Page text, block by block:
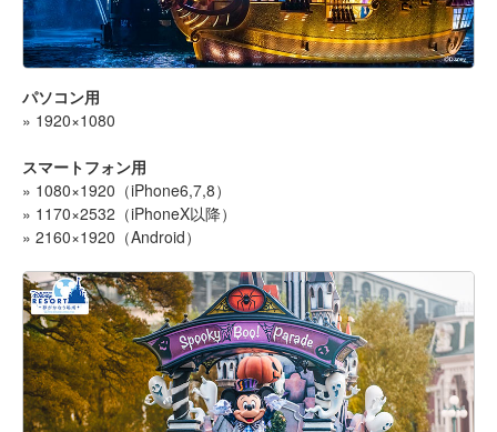
パソコン用
» 1920×1080
スマートフォン用
» 1080×1920（iPhone6,7,8）
» 1170×2532（iPhoneX以降）
» 2160×1920（Android）